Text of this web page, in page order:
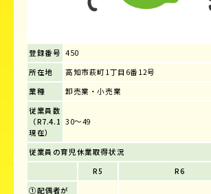
登録番号 450
所在地
高知市萩町1丁目6番12号
業種
卸売業・小売業
従業員数
（R7.4.1
現在）
30～49
従業員の育児休業取得状況
R5
R6
①配偶者が